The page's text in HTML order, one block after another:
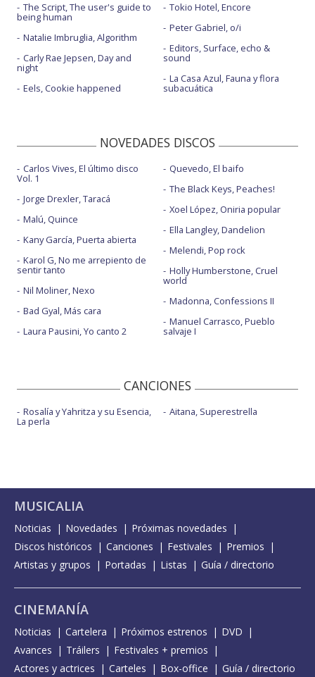
The Script, The user's guide to
being human
Natalie Imbruglia, Algorithm
Carly Rae Jepsen, Day and
night
Eels, Cookie happened
Tokio Hotel, Encore
Peter Gabriel, o/i
Editors, Surface, echo &
sound
La Casa Azul, Fauna y flora
subacuática
NOVEDADES DISCOS
Carlos Vives, El último disco
Vol. 1
Jorge Drexler, Taracá
Malú, Quince
Kany García, Puerta abierta
Karol G, No me arrepiento de
sentir tanto
Nil Moliner, Nexo
Bad Gyal, Más cara
Laura Pausini, Yo canto 2
Quevedo, El baifo
The Black Keys, Peaches!
Xoel López, Oniria popular
Ella Langley, Dandelion
Melendi, Pop rock
Holly Humberstone, Cruel
world
Madonna, Confessions II
Manuel Carrasco, Pueblo
salvaje I
CANCIONES
Rosalía y Yahritza y su Esencia,
La perla
Aitana, Superestrella
MUSICALIA
Noticias Novedades
Próximas novedades
Discos históricos
Canciones Festivales
Premios
Artistas y grupos
Portadas Listas Guía / directorio
CINEMANÍA
Noticias Cartelera Próximos estrenos
DVD
Avances
Tráilers
Festivales + premios
Actores y actrices
Carteles Box-office Guía / directorio